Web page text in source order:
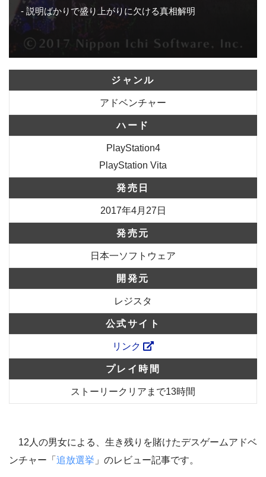
説明ばかりで盛り上がりに欠ける真相解明
ジャンル
アドベンチャー
ハード
PlayStation4
PlayStation Vita
発売日
2017年4月27日
発売元
日本一ソフトウェア
開発元
レジスタ
公式サイト
リンク
プレイ時間
ストーリークリアまで13時間
12人の男女による、生き残りを賭けたデスゲームアドベ
ンチャー 「 追放選挙 」のレビュー記事です。